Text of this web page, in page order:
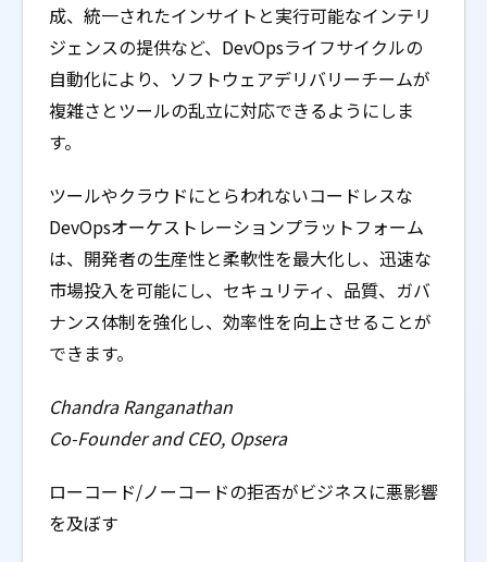
成、統一されたインサイトと実行可能なインテリ
ジェンスの提供など、DevOpsライフサイクルの
自動化により、ソフトウェアデリバリーチームが
複雑さとツールの乱立に対応できるようにしま
す。
ツールやクラウドにとらわれないコードレスな
DevOpsオーケストレーションプラットフォーム
は、開発者の生産性と柔軟性を最大化し、迅速な
市場投入を可能にし、セキュリティ、品質、ガバ
ナンス体制を強化し、効率性を向上させることが
できます。
Chandra Ranganathan
Co-Founder and CEO, Opsera
ローコード/ノーコードの拒否がビジネスに悪影響
を及ぼす